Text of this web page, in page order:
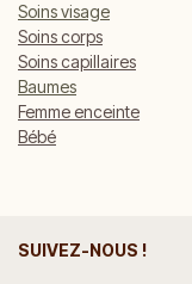
Soins visage
Soins corps
Soins capillaires
Baumes
Femme enceinte
Bébé
SUIVEZ-NOUS !